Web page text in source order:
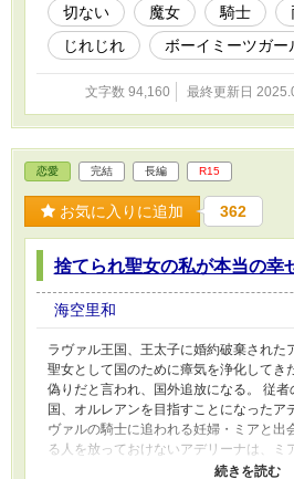
切ない 魔女 騎士
じれじれ
ボーイミーツガー
文字数 94,160 最終更新日
恋愛 完結 長編 R15
お気に入りに追加 362
捨てられ聖女の私が本当の幸
海空里和
ラヴァル王国、王太子に婚約破棄された
聖女として国のために瘴気を浄化してき
偽りだと言われ、国外追放になる。 従
国、オルレアンを目指すことになったア
ヴァルの騎士に追われる妊婦・ミアと出
る人を放っておけないアデリーナは、ミ
そのまた途中でフェンリルの呼びかけに